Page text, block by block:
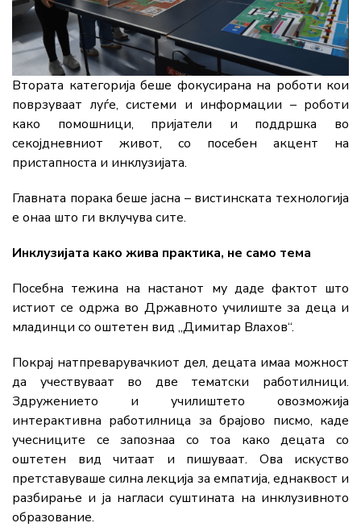
Втората категорија беше фокусирана на роботи кои
поврзуваат луѓе, системи и информации – роботи
како помошници, пријатели и поддршка во
секојдневниот живот, со посебен акцент на
пристапноста и инклузијата.
Главната порака беше јасна – вистинската технологија
е онаа што ги вклучува сите.
Инклузијата како жива практика, не само тема
Посебна тежина на настанот му даде фактот што
истиот се одржа во Државното училиште за деца и
младинци со оштетен вид „Димитар Влахов“.
Покрај натпреварувачкиот дел, децата имаа можност
да учествуваат во две тематски работилници.
Здружението и училиштето овозможија
интерактивна работилница за брајово писмо, каде
учесниците се запознаа со тоа како децата со
оштетен вид читаат и пишуваат. Ова искуство
претставуваше силна лекција за емпатија, еднаквост и
разбирање и ја нагласи суштината на инклузивното
образование.